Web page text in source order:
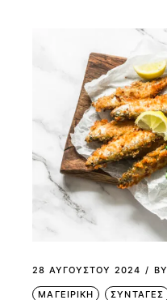
28 ΑΥΓΟΎΣΤΟΥ 2024 BY
ΜΑΓΕΙΡΙΚΗ ΣΥΝΤΑΓΕΣ